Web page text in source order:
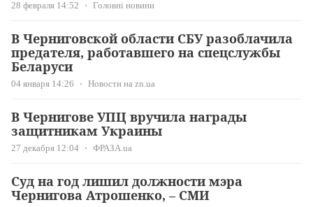
28 февраля 14:52 Головні новини
В Черниговской области СБУ разоблачила
предателя, работавшего на спецслужбы
Беларуси
04 января 14:26 Новости на zn.ua
В Чернигове УПЦ вручила награды
защитникам Украины
27 декабря 12:04 ФРАЗА.ua
Суд на год лишил должности мэра
Чернигова Атрошенко, – СМИ